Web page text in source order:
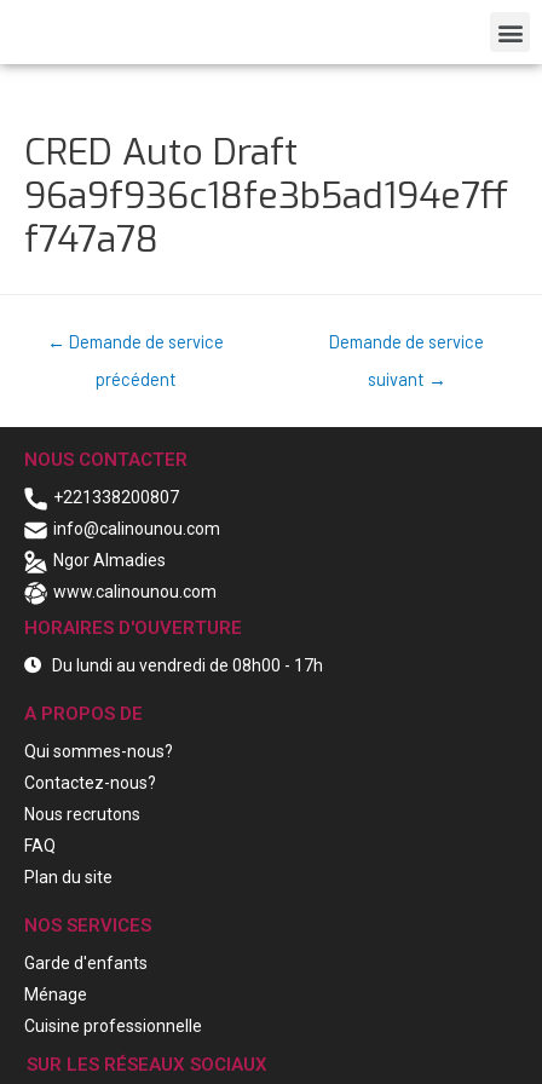
CRED Auto Draft
96a9f936c18fe3b5ad194e7ff
f747a78
← Demande de service
précédent
Demande de service
suivant →
NOUS CONTACTER
+221338200807
info@calinounou.com
Ngor Almadies
www.calinounou.com
HORAIRES D'OUVERTURE
Du lundi au vendredi de 08h00 - 17h
A PROPOS DE
Qui sommes-nous?
Contactez-nous?
Nous recrutons
FAQ
Plan du site
NOS SERVICES
Garde d'enfants
Ménage
Cuisine professionnelle
SUR LES RÉSEAUX SOCIAUX